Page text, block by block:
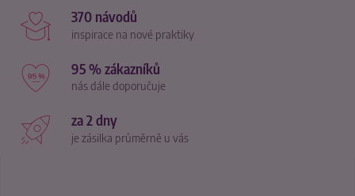
370 návodů
inspirace na nové praktiky
95 % zákazníků
nás dále doporučuje
za 2 dny
je zásilka průměrně u vás